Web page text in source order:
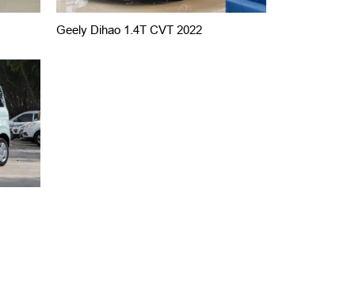
Geely Dihao 1.4T CVT 2022